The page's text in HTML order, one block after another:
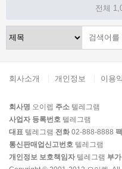
전체
회사소개 개인정보 이용
회사명 오이렙 주소 텔레그램
사업자 등록번호 텔레그램
대표 텔레그램 전화 02-888-8888
통신판매업신고번호 텔레그램
개인정보 보호책임자 텔레그램 부